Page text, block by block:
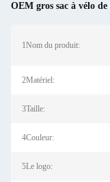
OEM gros sac à vélo de
1Nom du produit:
2Matériel:
3Taille:
4Couleur:
5Le logo: